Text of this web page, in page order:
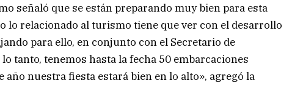
señaló que se están preparando muy bien para esta
lo relacionado al turismo tiene que ver con el desarrollo
para ello, en conjunto con el Secretario de
tanto, tenemos hasta la fecha 50 embarcaciones
nuestra fiesta estará bien en lo alto», agregó la